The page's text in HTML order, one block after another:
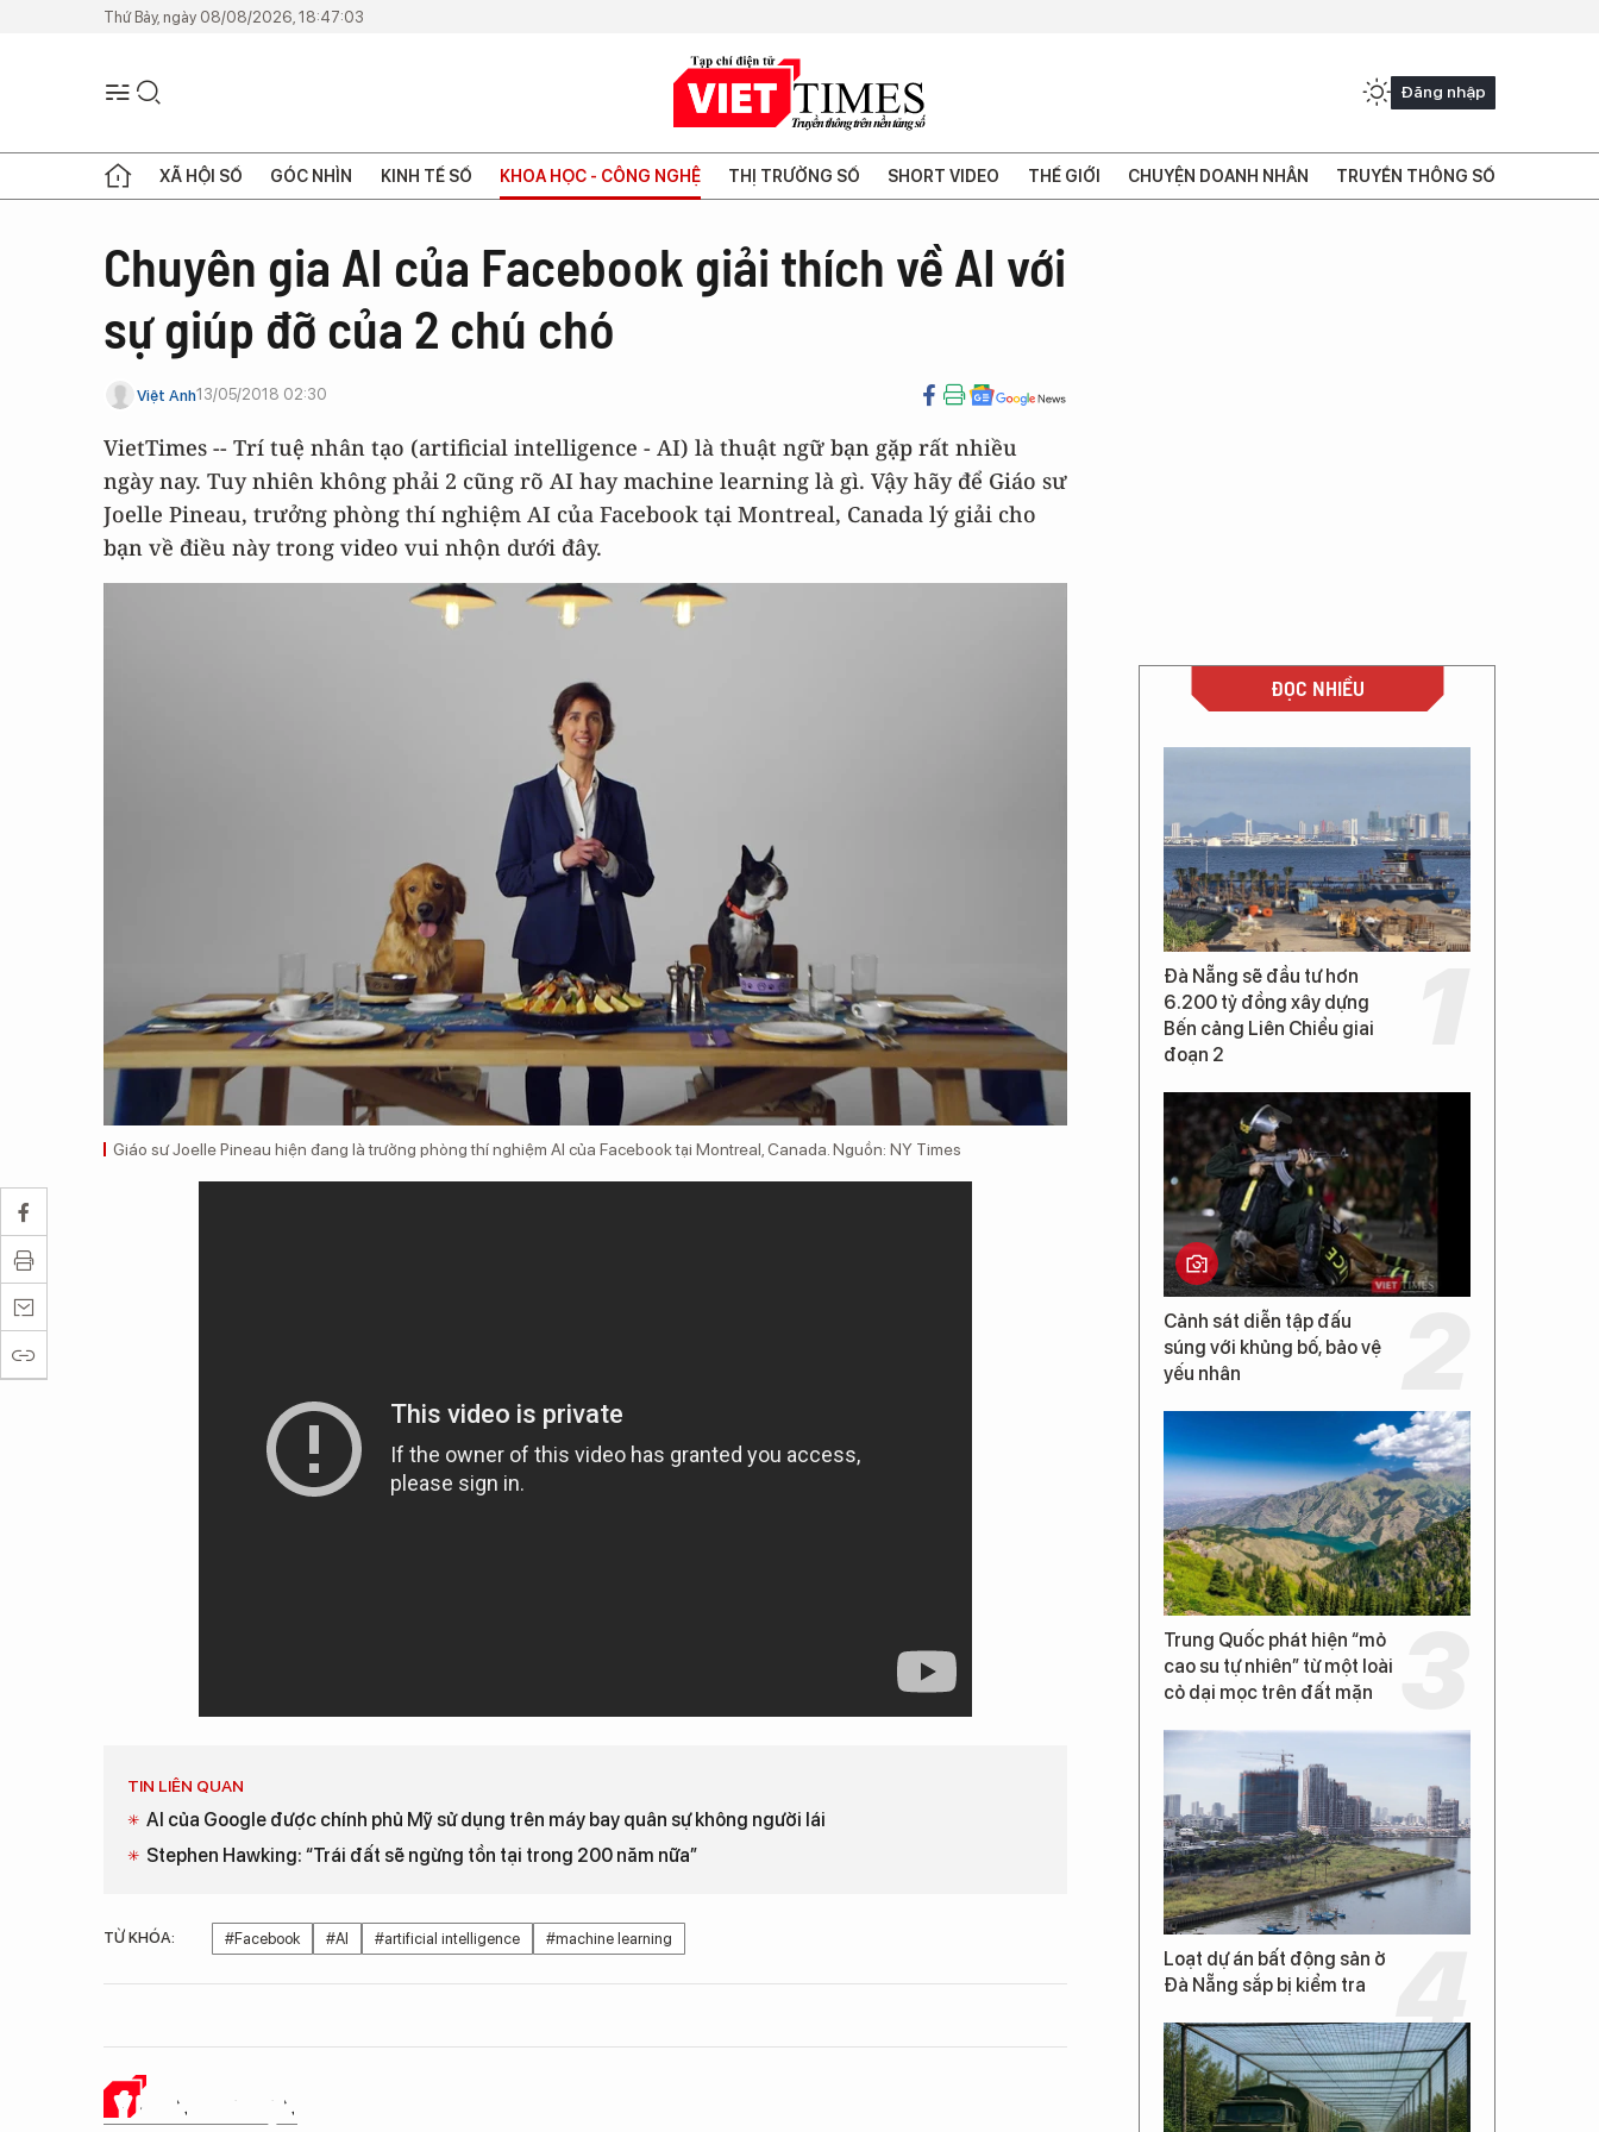
Thứ Bảy, ngày 08/08/2026, 18:47:03
Đăng nhập
XÃ HỘI SỐ GÓC NHÌN KINH TẾ SỐ KHOA HỌC - CÔNG NGHỆ THỊ TRƯỜNG SỐ SHORT VIDEO THẾ GIỚI CHUYỆN DOANH NHÂN TRUYỀN THÔNG SỐ
Chuyên gia AI của Facebook giải thích về AI với
sự giúp đỡ của 2 chú chó
Việt Anh13/05/2018 02:30
VietTimes -- Trí tuệ nhân tạo (artificial intelligence - AI) là thuật ngữ bạn gặp rất nhiều
ngày nay. Tuy nhiên không phải 2 cũng rõ AI hay machine learning là gì. Vậy hãy để Giáo sư
Joelle Pineau, trưởng phòng thí nghiệm AI của Facebook tại Montreal, Canada lý giải cho
bạn về điều này trong video vui nhộn dưới đây.
Giáo sư Joelle Pineau hiện đang là trưởng phòng thí nghiệm AI của Facebook tại Montreal, Canada. Nguồn: NY Times
TIN LIÊN QUAN
AI của Google được chính phủ Mỹ sử dụng trên máy bay quân sự không người lái
Stephen Hawking: “Trái đất sẽ ngừng tồn tại trong 200 năm nữa”
TỪ KHÓA: #Facebook #AI #artificial intelligence #machine learning
Ý KIẾN CỦA BẠN
ĐỌC NHIỀU
Đà Nẵng sẽ đầu tư hơn
6.200 tỷ đồng xây dựng
Bến cảng Liên Chiểu giai
đoạn 2
Cảnh sát diễn tập đấu
súng với khủng bố, bảo vệ
yếu nhân
Trung Quốc phát hiện “mỏ
cao su tự nhiên” từ một loài
cỏ dại mọc trên đất mặn
Loạt dự án bất động sản ở
Đà Nẵng sắp bị kiểm tra